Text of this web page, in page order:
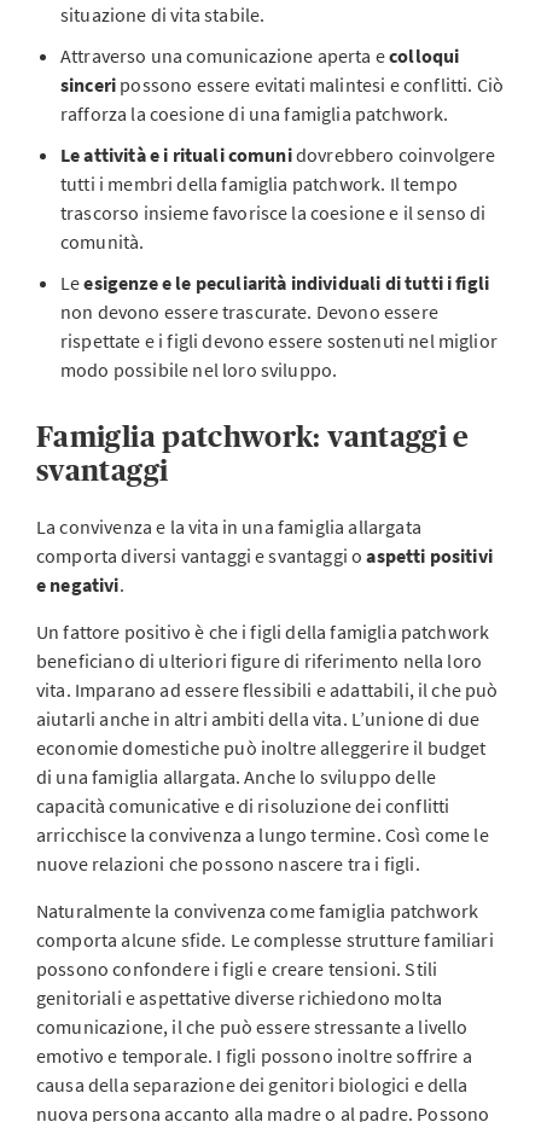
situazione di vita stabile.
Attraverso una comunicazione aperta ecolloqui
sinceri possono essere evitati malintesi e conflitti. Ciò
rafforza la coesione di una famiglia patchwork.
Le attività e i rituali comunidovrebbero coinvolgere
tutti i membri della famiglia patchwork. Il tempo
trascorso insieme favorisce la coesione e il senso di
comunità.
Leesigenze e le peculiarità individuali di tutti i figli
non devono essere trascurate. Devono essere
rispettate e i figli devono essere sostenuti nel miglior
modo possibile nel loro sviluppo.
Famiglia patchwork: vantaggi e
svantaggi
La convivenza e la vita in una famiglia allargata
comporta diversi vantaggi e svantaggi oaspetti positivi
e negativi.
Un fattore positivo è che i figli della famiglia patchwork
beneficiano di ulteriori figure di riferimento nella loro
vita. Imparano ad essere flessibili e adattabili, il che può
aiutarli anche in altri ambiti della vita. L’unione di due
economie domestiche può inoltre alleggerire il budget
di una famiglia allargata. Anche lo sviluppo delle
capacità comunicative e di risoluzione dei conflitti
arricchisce la convivenza a lungo termine. Così come le
nuove relazioni che possono nascere tra i figli.
Naturalmente la convivenza come famiglia patchwork
comporta alcune sfide. Le complesse strutture familiari
possono confondere i figli e creare tensioni. Stili
genitoriali e aspettative diverse richiedono molta
comunicazione, il che può essere stressante a livello
emotivo e temporale. I figli possono inoltre soffrire a
causa della separazione dei genitori biologici e della
nuova persona accanto alla madre o al padre. Possono